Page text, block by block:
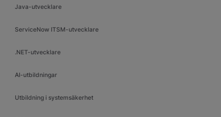
Java-utvecklare
ServiceNow ITSM-utvecklare
.NET-utvecklare
AI-utbildningar
Utbildning i systemsäkerhet